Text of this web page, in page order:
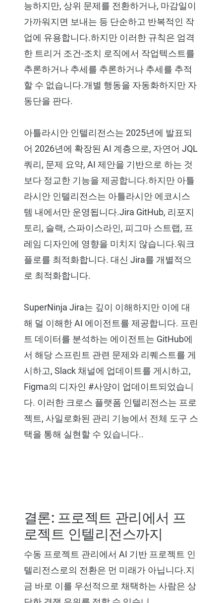
능하지만, 상위 문제를 전환하거나, 마감일이
가까워지면 보내는 등 단순하고 반복적인 작
업에 유용합니다.하지만 이러한 규칙은 엄격
한 트리거 조건-조치 로직에서 작업텍스트를
추론하거나 추세를 추론하거나 추세를 추적
할 수 없습니다.개별 행동을 자동화하지만 자
동단을 판다.
아틀라시안 인텔리전스는 2025년에 발표되
어 2026년에 확장된 AI 계층으로, 자연어 JQL
쿼리, 문제 요약, AI 제안을 기반으로 하는 것
보다 정교한 기능을 제공합니다.하지만 아틀
라시안 인텔리전스는 아틀라시안 에코시스
템 내에서만 운영됩니다.Jira GitHub, 리포지
토리, 슬랙, 스파이스라인, 피그마 스트랩, 프
레임 디자인에 영향을 미치지 않습니다.워크
플로를 최적화합니다. 대신 Jira를 개별적으
로 최적화합니다.
SuperNinja Jira는 깊이 이해하지만 이에 대
해 덜 이해한 AI 에이전트를 제공합니다. 프린
트 데이터를 분석하는 에이전트는 GitHub에
서 해당 스프린트 관련 문제와 리퀘스트를 게
시하고, Slack 채널에 업데이트를 게시하고,
Figma의 디자인 #사양이 업데이트되었습니
다. 이러한 크로스 플랫폼 인텔리전스는 프로
젝트, 사일로화된 관리 기능에서 전체 도구 스
택을 통해 실현할 수 있습니다..
결론: 프로젝트 관리에서 프
로젝트 인텔리전스까지
수동 프로젝트 관리에서 AI 기반 프로젝트 인
텔리전스로의 전환은 먼 미래가 아닙니다.지
금 바로 이를 우선적으로 채택하는 사람은 상